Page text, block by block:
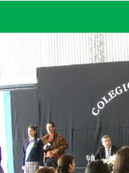
DE